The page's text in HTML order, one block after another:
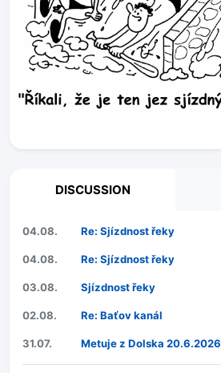
DISCUSSION
04.08. Re: Sjízdnost řeky
04.08. Re: Sjízdnost řeky
03.08. Sjízdnost řeky
02.08. Re: Baťov kanál
31.07. Metuje z Dolska 20.6.2026